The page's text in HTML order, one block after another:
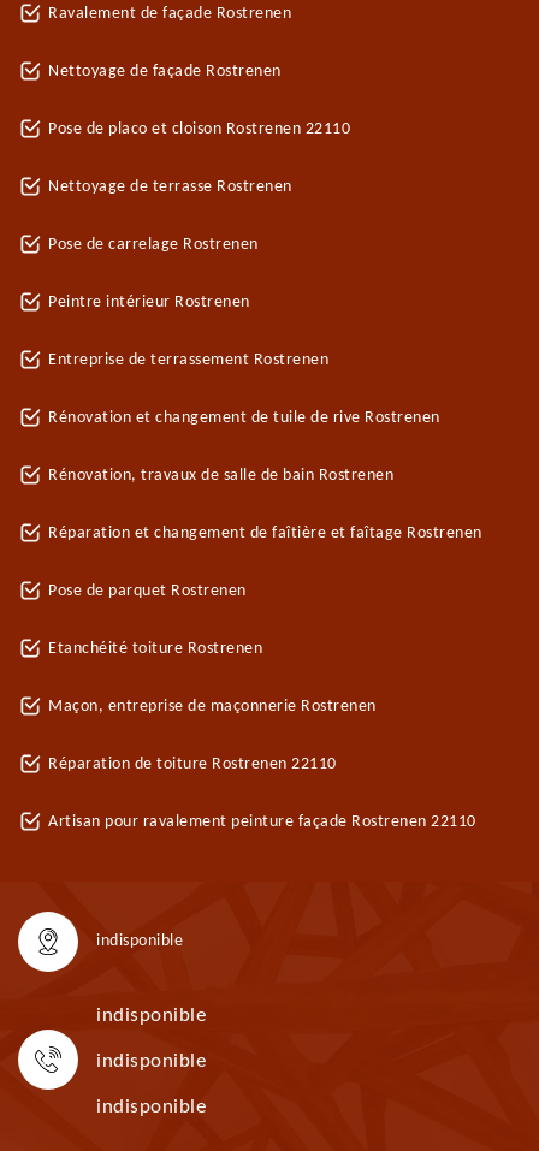
Ravalement de façade Rostrenen
Nettoyage de façade Rostrenen
Pose de placo et cloison Rostrenen 22110
Nettoyage de terrasse Rostrenen
Pose de carrelage Rostrenen
Peintre intérieur Rostrenen
Entreprise de terrassement Rostrenen
Rénovation et changement de tuile de rive Rostrenen
Rénovation, travaux de salle de bain Rostrenen
Réparation et changement de faîtière et faîtage Rostrenen
Pose de parquet Rostrenen
Etanchéité toiture Rostrenen
Maçon, entreprise de maçonnerie Rostrenen
Réparation de toiture Rostrenen 22110
Artisan pour ravalement peinture façade Rostrenen 22110
indisponible
indisponible
indisponible
indisponible